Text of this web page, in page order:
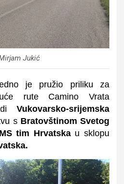
Jukić
je pružio priliku za
rute Camino Vrata
Vukovarsko-srijemska
s Bratovštinom Svetog
MS tim Hrvatskau sklopu